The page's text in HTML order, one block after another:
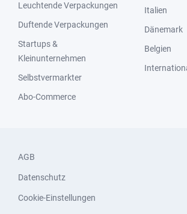
Leuchtende Verpackungen
Duftende Verpackungen
Startups &
Kleinunternehmen
Selbstvermarkter
Abo-Commerce
Italien
Dänemark
Belgien
AGB
Datenschutz
Cookie-Einstellungen